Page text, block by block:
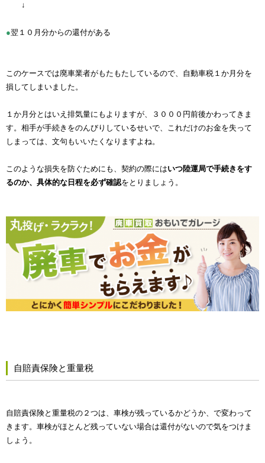
↓
●翌１０月分からの還付がある
このケースでは廃車業者がもたもたしているので、自動車税１か月分を
損してしまいました。
１か月分とはいえ排気量にもよりますが、３０００円前後かわってきま
す。相手が手続きをのんびりしているせいで、これだけのお金を失って
しまっては、文句もいいたくなりますよね。
このような損失を防ぐためにも、契約の際にはいつ陸運局で手続きをす
るのか、具体的な日程を必ず確認をとりましょう。
自賠責保険と重量税
自賠責保険と重量税の２つは、車検が残っているかどうか、で変わって
きます。車検がほとんど残っていない場合は還付がないので気をつけま
しょう。